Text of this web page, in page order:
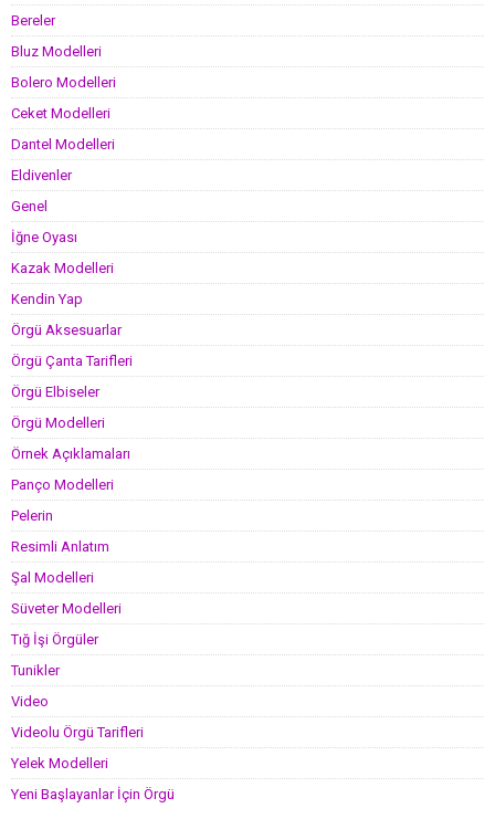
Bereler
Bluz Modelleri
Bolero Modelleri
Ceket Modelleri
Dantel Modelleri
Eldivenler
Genel
İğne Oyası
Kazak Modelleri
Kendin Yap
Örgü Aksesuarlar
Örgü Çanta Tarifleri
Örgü Elbiseler
Örgü Modelleri
Örnek Açıklamaları
Panço Modelleri
Pelerin
Resimli Anlatım
Şal Modelleri
Süveter Modelleri
Tığ İşi Örgüler
Tunikler
Video
Videolu Örgü Tarifleri
Yelek Modelleri
Yeni Başlayanlar İçin Örgü